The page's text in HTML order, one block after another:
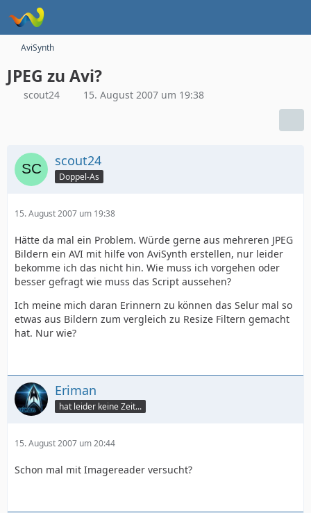
AviSynth
JPEG zu Avi?
scout24 15. August 2007 um 19:38
scout24
Doppel-As
15. August 2007 um 19:38
Hätte da mal ein Problem. Würde gerne aus mehreren JPEG
Bildern ein AVI mit hilfe von AviSynth erstellen, nur leider
bekomme ich das nicht hin. Wie muss ich vorgehen oder
besser gefragt wie muss das Script aussehen?
Ich meine mich daran Erinnern zu können das Selur mal so
etwas aus Bildern zum vergleich zu Resize Filtern gemacht
hat. Nur wie?
Eriman
hat leider keine Zeit...
15. August 2007 um 20:44
Schon mal mit Imagereader versucht?